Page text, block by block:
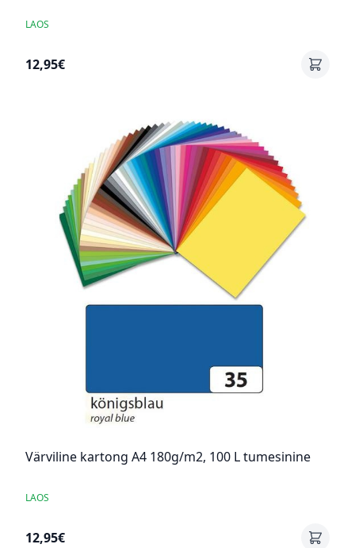
LAOS
12,95€
Värviline kartong A4 180g/m2, 100 L tumesinine
LAOS
12,95€